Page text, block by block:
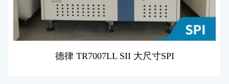
德律 TR7007LL SII 大尺寸SPI